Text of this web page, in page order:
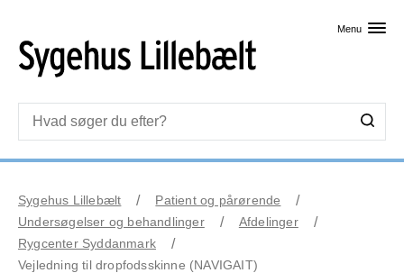
Menu
Sygehus Lillebælt
Patient og pårørende
Undersøgelser og behandlinger
Afdelinger
Rygcenter Syddanmark
Vejledning til dropfodsskinne (NAVIGAIT)